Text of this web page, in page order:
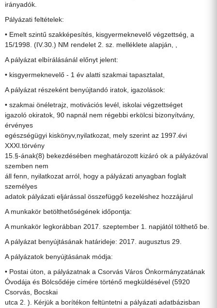
irányadók.
Pályázati feltételek:
• Emelt szintű szakképesítés, kisgyermeknevelő végzettség, a
15/1998. (IV.30.) NM rendelet 2. sz. melléklete alapján, ,
A pályázat elbírálásánál előnyt jelent:
• kisgyermeknevelő - 1 év alatti szakmai tapasztalat,
A pályázat részeként benyújtandó iratok, igazolások:
• szakmai önéletrajz, motivációs levél, iskolai végzettséget
igazoló okiratok, 90 napnál nem régebbi erkölcsi bizonyítvány,
érvényes
egészségügyi kiskönyv,nyilatkozat, mely szerint az 1997.évi
XXXI.törvény
15.§-ának(8) bekezdésében meghatározott kizáró ok a pályázóval
szemben nem
áll fenn, nyilatkozat arról, hogy a pályázati anyagban foglalt
személyes
adatok pályázati eljárással összefüggő kezeléshez hozzájárul
A munkakör betölthetőségének időpontja:
A munkakör legkorábban 2017. szeptember 1. napjától tölthető be.
A pályázat benyújtásának határideje: 2017. augusztus 29.
A pályázatok benyújtásának módja:
• Postai úton, a pályázatnak a Csorvás Város Önkormányzatának
Óvodája és Bölcsődéje címére történő megküldésével (5920
Csorvás, Bocskai
utca 2. ). Kérjük a borítékon feltüntetni a pályázati adatbázisban